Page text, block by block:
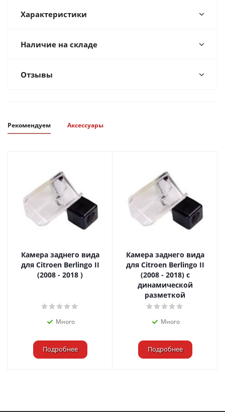
Характеристики
Наличие на складе
Отзывы
Рекомендуем Аксессуары
Камера заднего вида
для Citroen Berlingo II
(2008 - 2018 )
Много
Подробнее
Камера заднего вида
для Citroen Berlingo II
(2008 - 2018) с
динамической
разметкой
Много
Подробнее